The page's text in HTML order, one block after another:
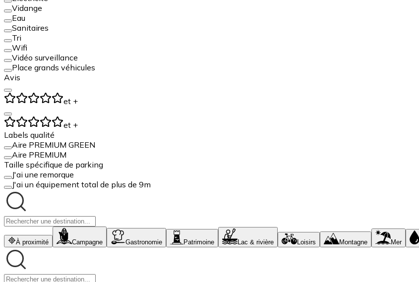
Vidange
Eau
Sanitaires
Tri
Wifi
Vidéo surveillance
Place grands véhicules
Avis
et +
et +
Labels qualité
Aire PREMIUM GREEN
Aire PREMIUM
Taille spécifique de parking
J'ai une remorque
J'ai un équipement total de plus de 9m
À proximité Campagne Gastronomie Patrimoine Lac & rivière Loisirs Montagne Mer